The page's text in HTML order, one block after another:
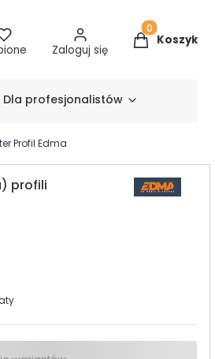
Zaloguj się Produkty w
Koszyk
Dla profesjonalistów
Profil Edma
profili